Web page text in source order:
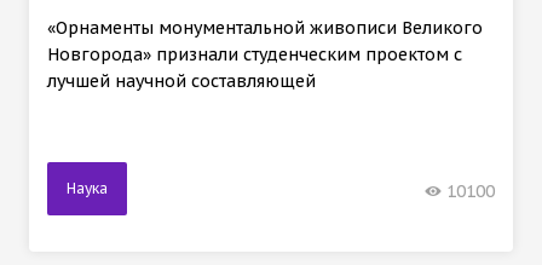
«Орнаменты монументальной живописи Великого
Новгорода» признали студенческим проектом с
лучшей научной составляющей
Наука 10100